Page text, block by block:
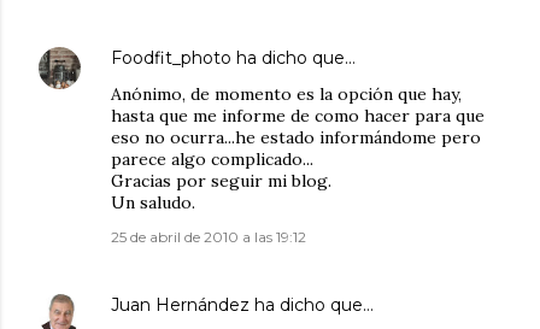
Foodfit_photo ha dicho que…
Anónimo, de momento es la opción que hay,
hasta que me informe de como hacer para que
eso no ocurra...he estado informándome pero
parece algo complicado...
Gracias por seguir mi blog.
Un saludo.
25 de abril de 2010 a las 19:12
Juan Hernández ha dicho que…